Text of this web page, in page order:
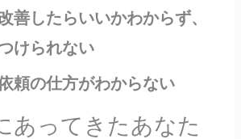
善したらいいかわからず、
けられない
頼の仕方がわからない
あってきたあなた